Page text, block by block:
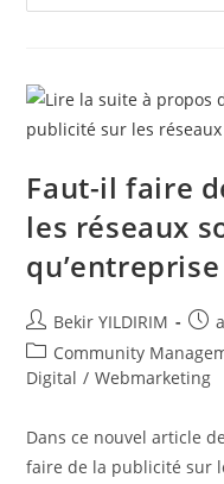
Faut-il faire
les réseaux
qu’entreprise
Auteur/autrice
de
la
Bekir YILDIRIM
Post
category:
Community
Digital / Webmarketing
Dans ce nouvel article
faire de la publicité sur